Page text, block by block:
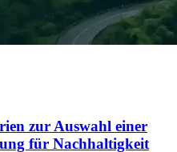
zur Auswahl einer
für Nachhaltigkeit